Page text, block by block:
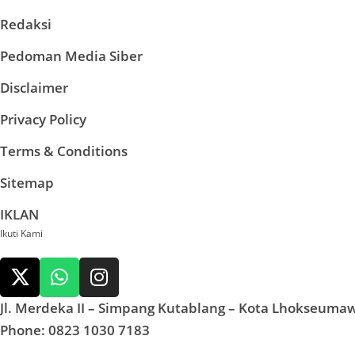
Redaksi
Pedoman Media Siber
Disclaimer
Privacy Policy
Terms & Conditions
Sitemap
IKLAN
Ikuti Kami
Jl. Merdeka II – Simpang Kutablang – Kota
Phone: 0823 1030 7183